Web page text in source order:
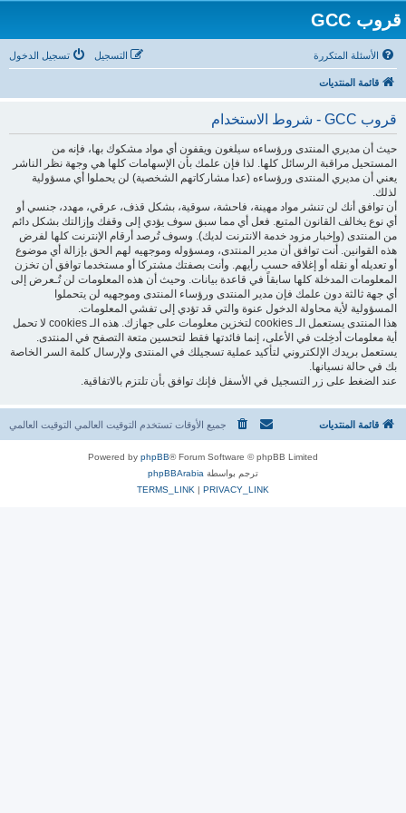
قروب GCC
الأسئلة المتكررة تسجيل الدخول التسجيل
قائمة المنتديات
قروب GCC - شروط الاستخدام
حيث أن مديري المنتدى ورؤساءه سيلغون ويقفون أي مواد مشكوك بها، فإنه من
المستحيل مراقبة الرسائل كلها. لذا فإن علمك بأن الإسهامات كلها هي وجهة نظر الناشر
يعني أن مديري المنتدى ورؤساءه (عدا مشاركاتهم الشخصية) لن يحملوا أي مسؤولية
لذلك.
أن توافق أنك لن تنشر مواد مهينة، فاحشة، سوقية، بشكل قذف، عرقي، مهدد، جنسي أو
أي نوع يخالف القانون المتبع. فعل أي مما سبق سوف يؤدي إلى وقفك وإزالتك بشكل دائم
من المنتدى (وإخبار مزود خدمة الانترنت لديك). وسوف تُرصد أرقام الإنترنت كلها لفرض
هذه القوانين. أنت توافق أن مدير المنتدى، ومسؤوله وموجهيه لهم الحق بإزالة أي موضوع
أو تعديله أو نقله أو إغلاقه حسب رأيهم. وأنت بصفتك مشتركا أو مستخدما توافق أن تخزن
المعلومات المدخلة كلها سابقاً في قاعدة بيانات. وحيث أن هذه المعلومات لن تُـعرض إلى
أي جهة ثالثة دون علمك فإن مدير المنتدى ورؤساء المنتدى وموجهيه لن يتحملوا
المسؤولية لأية محاولة الدخول عنوة والتي قد تؤدي إلى تفشي المعلومات.
هذا المنتدى يستعمل الـ cookies لتخزين معلومات على جهازك. هذه الـ cookies لا تحمل
أية معلومات أدخِلت في الأعلى، إنما فائدتها فقط لتحسين متعة التصفح في المنتدى.
يستعمل بريدك الإلكتروني لتأكيد عملية تسجيلك في المنتدى ولإرسال كلمة السر الخاصة
بك في حالة نسيانها.
عند الضغط على زر التسجيل في الأسفل فإنك توافق بأن تلتزم بالاتفاقية.
قائمة المنتديات جميع الأوقات تستخدم التوقيت العالمي التوقيت العالمي
Powered by phpBB® Forum Software © phpBB Limited
ترجم بواسطة phpBBArabia
PRIVACY_LINK
|
TERMS_LINK